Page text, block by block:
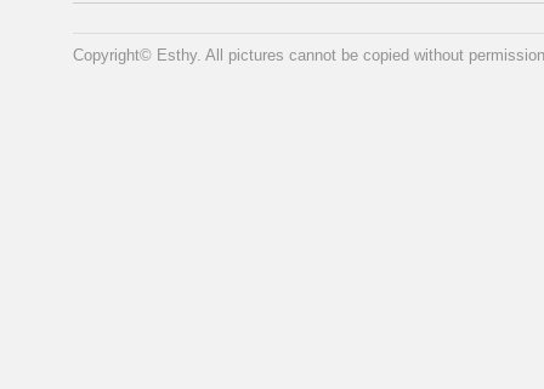
Copyright© Esthy. All pictures cannot be copied without